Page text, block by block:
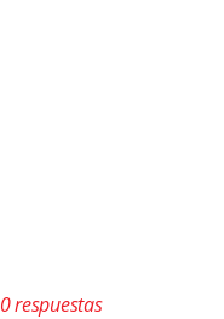
0 respuestas